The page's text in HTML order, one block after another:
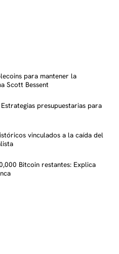
para mantener la
Scott Bessent
presupuestarias para
vinculados a la caída del
Bitcoin restantes: Explica